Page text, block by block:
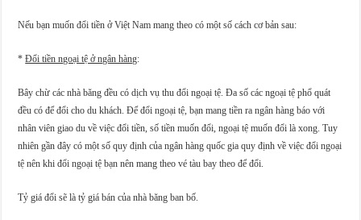
Nếu bạn muốn đổi tiền ở Việt Nam mang theo có một số cách cơ bản sau:
*Đổi tiền ngoại tệ ở ngân hàng:
Bây chừ các nhà băng đều có dịch vụ thu đổi ngoại tệ. Đa số các ngoại tệ phổ quát
đều có để đổi cho du khách. Để đổi ngoại tệ, bạn mang tiền ra ngân hàng báo với
nhân viên giao du về việc đổi tiền, số tiền muốn đổi, ngoại tệ muốn đổi là xong. Tuy
nhiên gần đây có một số quy định của ngân hàng quốc gia quy định về việc đổi ngoại
tệ nên khi đổi ngoại tệ bạn nên mang theo vé tàu bay theo để đổi.
Tỷ giá đổi sẽ là tỷ giá bán của nhà băng ban bố.